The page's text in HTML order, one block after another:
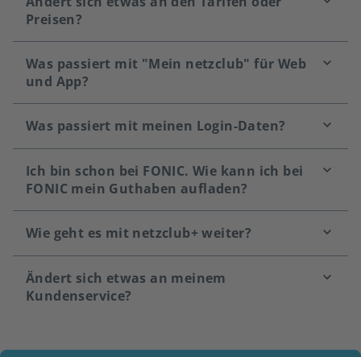
Preisen?
Was passiert mit "Mein netzclub" für Web
und App?
Was passiert mit meinen Login-Daten?
Ich bin schon bei FONIC. Wie kann ich bei
FONIC mein Guthaben aufladen?
Wie geht es mit netzclub+ weiter?
Ändert sich etwas an meinem
Kundenservice?